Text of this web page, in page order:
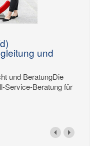
und
und BeratungDie
Service-Beratung für